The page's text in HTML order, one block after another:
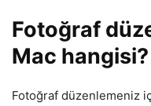
Fotoğraf
Mac hangisi?
Fotoğraf düzenlemeniz